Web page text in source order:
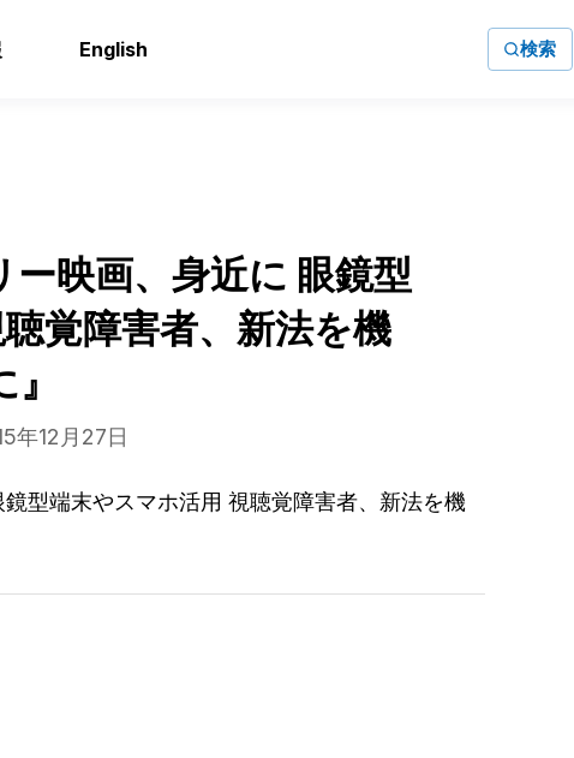
English 検索
映画、身近に 眼鏡型
覚障害者、新法を機
』
年12月27日
型端末やスマホ活用 視聴覚障害者、新法を機